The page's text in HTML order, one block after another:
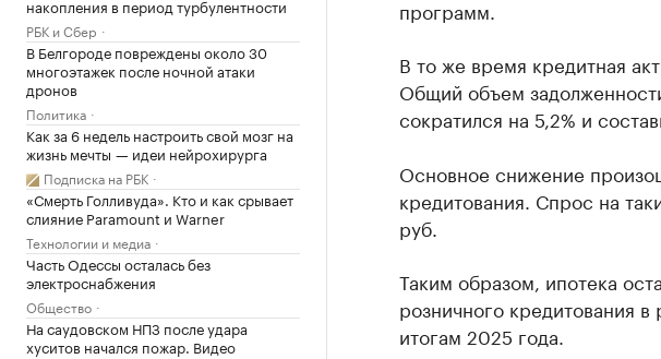
накопления в период турбулентности
РБК и Сбер
В Белгороде повреждены около 30
многоэтажек после ночной атаки
дронов
Политика
Как за 6 недель настроить свой мозг на
жизнь мечты — идеи нейрохирурга
Подписка на РБК
«Смерть Голливуда». Кто и как срывает
слияние Paramount и Warner
Технологии и медиа
Часть Одессы осталась без
электроснабжения
Общество
На саудовском НПЗ после удара
хуситов начался пожар. Видео
программ.
В то же время кредитная
Общий объем
сократился на 5,2% и
Основное снижение
кредитования. Спрос на
руб.
Таким образом, ипотека
розничного кредитования
итогам 2025 года.